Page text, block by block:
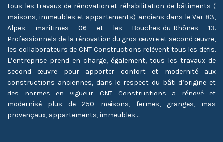
tous les travaux de rénovation et réhabilitation de bâtiments (
maisons, immeubles et appartements) anciens dans le Var 83,
Alpes maritimes 06 et les Bouches-du-Rhônes 13.
Professionnels de la rénovation du gros œuvre et second œuvre,
les collaborateurs de CNT Constructions relèvent tous les défis.
L’entreprise prend en charge, également, tous les travaux de
second œuvre pour apporter confort et modernité aux
constructions anciennes, dans le respect du bâti d’origine et
des normes en vigueur. CNT Constructions a rénové et
modernisé plus de 250 maisons, fermes, granges, mas
provençaux, appartements, immeubles …